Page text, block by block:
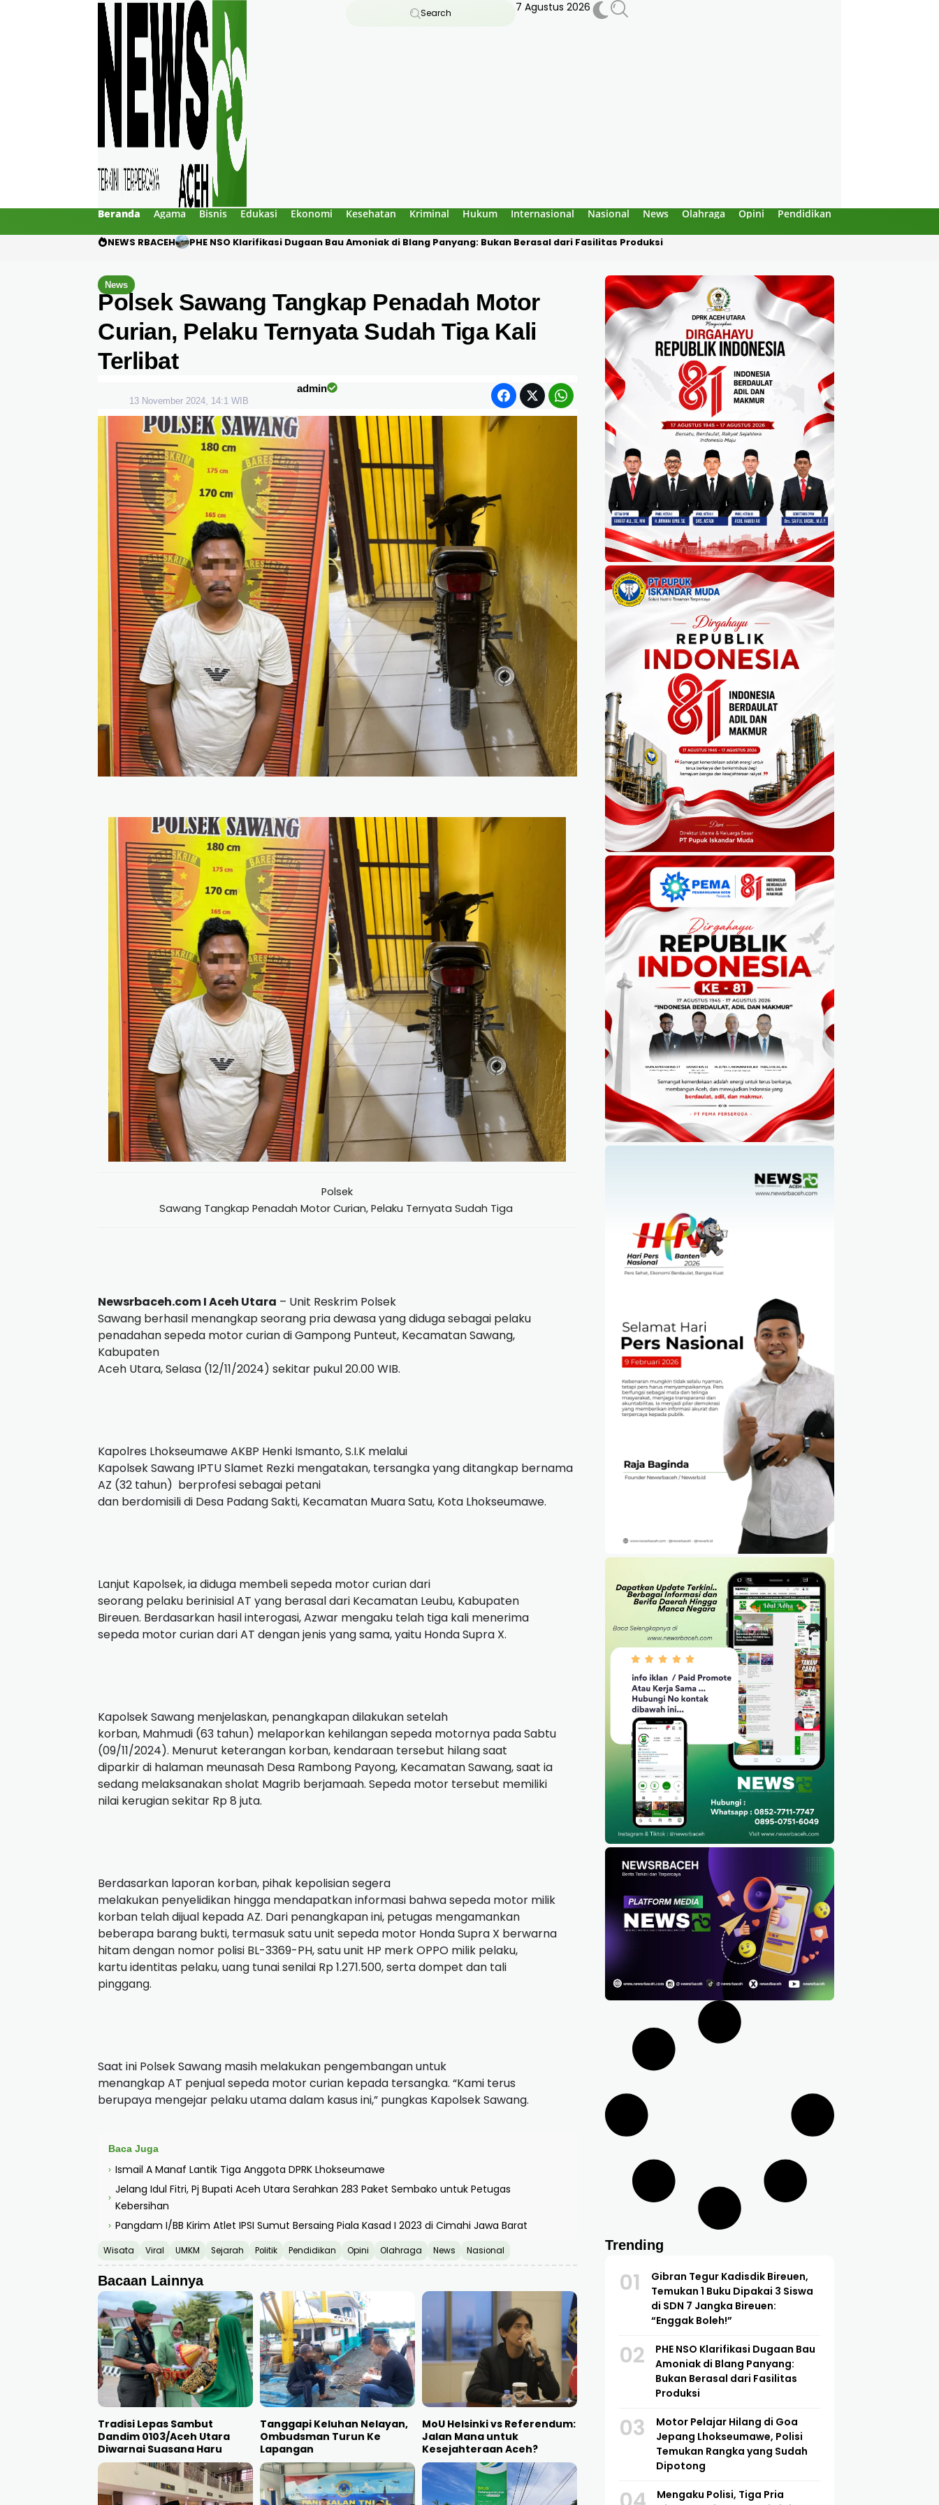
Search 7 Agustus 2026
Beranda Agama Bisnis Edukasi Ekonomi Kesehatan Kriminal Hukum Internasional Nasional News Olahraga Opini Pendidikan
NEWS RBACEH Motor Pelajar Hilang di Goa Jepang Lhokseumawe, Polisi Temukan Rangka yang Sudah Dipotong
News
Polsek Sawang Tangkap Penadah Motor
Curian, Pelaku Ternyata Sudah Tiga Kali
Terlibat
admin
13 November 2024, 14:1 WIB
Polsek
Sawang Tangkap Penadah Motor Curian, Pelaku Ternyata Sudah Tiga
Newsrbaceh.com I Aceh Utara – Unit Reskrim Polsek
Sawang berhasil menangkap seorang pria dewasa yang diduga sebagai pelaku
penadahan sepeda motor curian di Gampong Punteut, Kecamatan Sawang,
Kabupaten
Aceh Utara, Selasa (12/11/2024) sekitar pukul 20.00 WIB.
Kapolres Lhokseumawe AKBP Henki Ismanto, S.I.K melalui
Kapolsek Sawang IPTU Slamet Rezki mengatakan, tersangka yang ditangkap bernama
AZ (32 tahun) berprofesi sebagai petani
dan berdomisili di Desa Padang Sakti, Kecamatan Muara Satu, Kota Lhokseumawe.
Lanjut Kapolsek, ia diduga membeli sepeda motor curian dari
seorang pelaku berinisial AT yang berasal dari Kecamatan Leubu, Kabupaten
Bireuen. Berdasarkan hasil interogasi, Azwar mengaku telah tiga kali menerima
sepeda motor curian dari AT dengan jenis yang sama, yaitu Honda Supra X.
Kapolsek Sawang menjelaskan, penangkapan dilakukan setelah
korban, Mahmudi (63 tahun) melaporkan kehilangan sepeda motornya pada Sabtu
(09/11/2024). Menurut keterangan korban, kendaraan tersebut hilang saat
diparkir di halaman meunasah Desa Rambong Payong, Kecamatan Sawang, saat ia
sedang melaksanakan sholat Magrib berjamaah. Sepeda motor tersebut memiliki
nilai kerugian sekitar Rp 8 juta.
Berdasarkan laporan korban, pihak kepolisian segera
melakukan penyelidikan hingga mendapatkan informasi bahwa sepeda motor milik
korban telah dijual kepada AZ. Dari penangkapan ini, petugas mengamankan
beberapa barang bukti, termasuk satu unit sepeda motor Honda Supra X berwarna
hitam dengan nomor polisi BL-3369-PH, satu unit HP merk OPPO milik pelaku,
kartu identitas pelaku, uang tunai senilai Rp 1.271.500, serta dompet dan tali
pinggang.
Saat ini Polsek Sawang masih melakukan pengembangan untuk
menangkap AT penjual sepeda motor curian kepada tersangka. “Kami terus
berupaya mengejar pelaku utama dalam kasus ini,” pungkas Kapolsek Sawang.
Baca Juga
› Ismail A Manaf Lantik Tiga Anggota DPRK Lhokseumawe
›
Jelang Idul Fitri, Pj Bupati Aceh Utara Serahkan 283 Paket Sembako untuk Petugas
Kebersihan
› Pangdam I/BB Kirim Atlet IPSI Sumut Bersaing Piala Kasad I 2023 di Cimahi Jawa Barat
Wisata Viral UMKM Sejarah Politik Pendidikan Opini Olahraga News Nasional
Bacaan Lainnya
Tradisi Lepas Sambut
Dandim 0103/Aceh Utara
Diwarnai Suasana Haru
Tanggapi Keluhan Nelayan,
Ombudsman Turun Ke
Lapangan
MoU Helsinki vs Referendum:
Jalan Mana untuk
Kesejahteraan Aceh?
Trending
01
Gibran Tegur Kadisdik Bireuen,
Temukan 1 Buku Dipakai 3 Siswa
di SDN 7 Jangka Bireuen:
“Enggak Boleh!”
02
PHE NSO Klarifikasi Dugaan Bau
Amoniak di Blang Panyang:
Bukan Berasal dari Fasilitas
Produksi
03
Motor Pelajar Hilang di Goa
Jepang Lhokseumawe, Polisi
Temukan Rangka yang Sudah
Dipotong
Mengaku Polisi, Tiga Pria